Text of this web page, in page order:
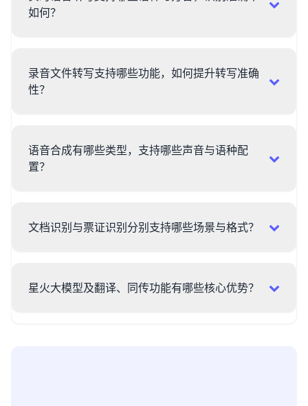
如何？
录音文件转写支持哪些功能，如何提升转写准确
性？
语音合成有哪些类型，支持哪些声音与语种配
置？
文档识别与票证识别分别支持哪些场景与格式？
星火大模型及翻译、同传功能有哪些核心优势？